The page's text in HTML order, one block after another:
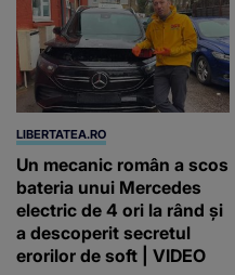
LIBERTATEA.RO
Un mecanic român a scos
bateria unui Mercedes
electric de 4 ori la rând și
a descoperit secretul
erorilor de soft | VIDEO